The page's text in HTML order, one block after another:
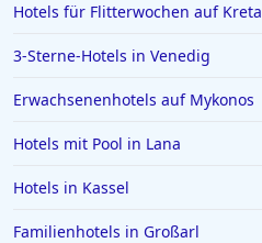
Hotels für Flitterwochen auf Kreta
3-Sterne-Hotels in Venedig
Erwachsenenhotels auf Mykonos
Hotels mit Pool in Lana
Hotels in Kassel
Familienhotels in Großarl